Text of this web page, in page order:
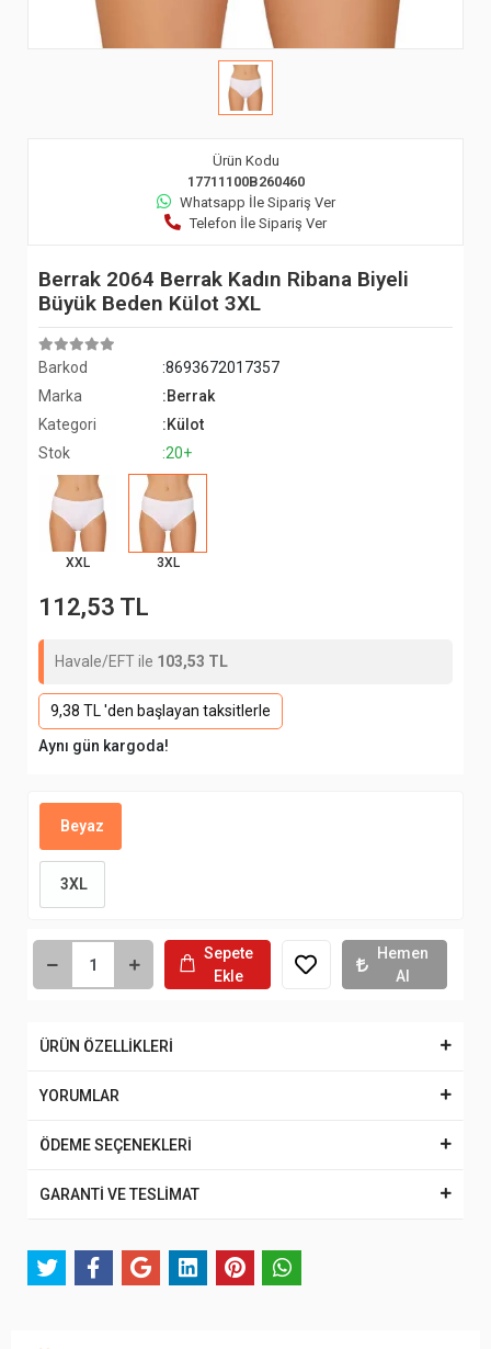
Ürün Kodu
17711100B260460
Whatsapp İle Sipariş Ver
Telefon İle Sipariş Ver
Berrak 2064 Berrak Kadın Ribana Biyeli
Büyük Beden Külot 3XL
Barkod
:8693672017357
Marka
:Berrak
Kategori
:Külot
Stok
:20+
XXL 3XL
112,53 TL
Havale/EFT ile 103,53 TL
9,38 TL 'den başlayan taksitlerle
Aynı gün kargoda!
Beyaz
3XL
Sepete
Ekle
Hemen
Al
ÜRÜN ÖZELLİKLERİ
YORUMLAR
ÖDEME SEÇENEKLERİ
GARANTİ VE TESLİMAT